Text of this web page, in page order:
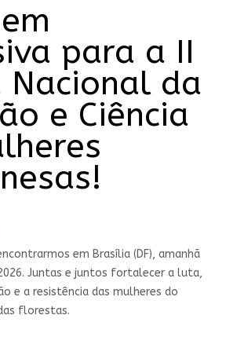
para a II
Nacional da
e Ciência
em Brasília (DF), amanhã
Juntas e juntos fortalecer a luta,
e a resistência das mulheres do
florestas.